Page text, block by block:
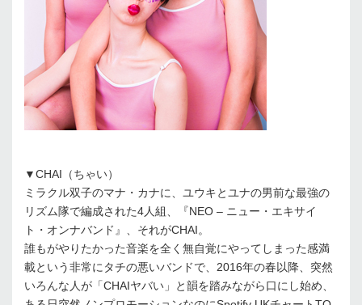
▼CHAI（ちゃい）
ミラクル双子のマナ・カナに、ユウキとユナの男前な最強の
リズム隊で編成された4人組、『NEO – ニュー・エキサイ
ト・オンナバンド』、それがCHAI。
誰もがやりたかった音楽を全く無自覚にやってしまった感満
載という非常にタチの悪いバンドで、2016年の春以降、突然
いろんな人が「CHAIヤバい」と韻を踏みながら口にし始め、